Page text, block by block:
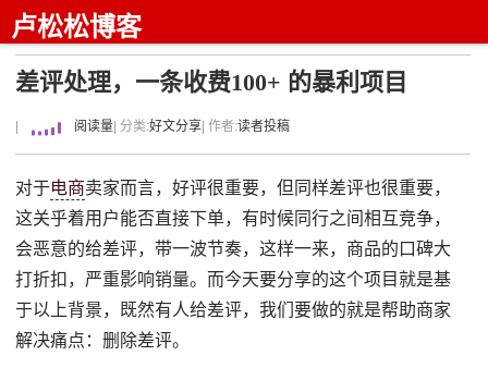
卢松松博客
差评处理，一条收费100+ 的暴利项目
阅读量 | 分类:好文分享 | 作者:读者投稿
对于电商卖家而言，好评很重要，但同样差评也很重要，
这关乎着用户能否直接下单，有时候同行之间相互竞争，
会恶意的给差评，带一波节奏，这样一来，商品的口碑大
打折扣，严重影响销量。而今天要分享的这个项目就是基
于以上背景，既然有人给差评，我们要做的就是帮助商家
解决痛点：删除差评。